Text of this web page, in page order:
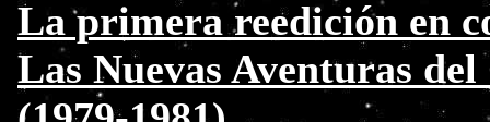
La primera reedición en
Las Nuevas Aventuras